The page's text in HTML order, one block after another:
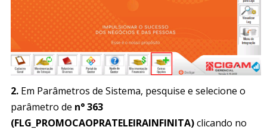
2. Em Parâmetros de Sistema, pesquise e selecione o
parâmetro de n° 363
(FLG_PROMOCAOPRATELEIRAINFINITA)clicando no